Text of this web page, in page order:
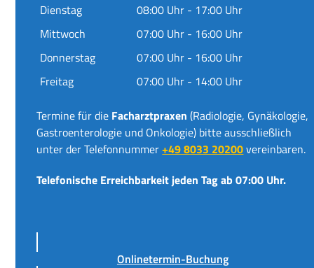
Dienstag
08:00 Uhr - 17:00 Uhr
Mittwoch
07:00 Uhr - 16:00 Uhr
Donnerstag
07:00 Uhr - 16:00 Uhr
Freitag
07:00 Uhr - 14:00 Uhr
Termine für die Facharztpraxen (Radiologie, Gynäkologie,
Gastroenterologie und Onkologie) bitte ausschließlich
unter der Telefonnummer+49 8033 20200vereinbaren.
Telefonische Erreichbarkeit jeden Tag ab 07:00 Uhr.
Onlinetermin-Buchung